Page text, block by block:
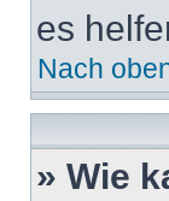
es
Nach
» Wie